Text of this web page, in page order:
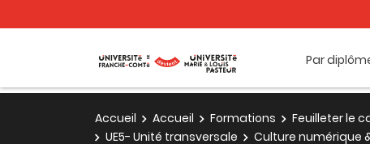
Par
Accueil Accueil Formations Feuilleter le
UE5- Unité transversale
Culture numérique